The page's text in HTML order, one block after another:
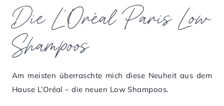
Die L’Oréal Paris Low
Shampoos
Am meisten überraschte mich diese Neuheit aus dem
Hause L’Oréal – die neuen Low Shampoos.